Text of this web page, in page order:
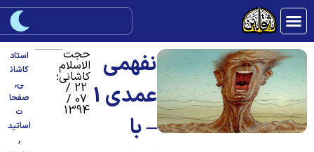
نفهمی
عمدی 1
– با
حجت
الاسلام
کاشانی؛
22 /
07 /
1394
استاد
کاشان
,
صفحا
اساتید